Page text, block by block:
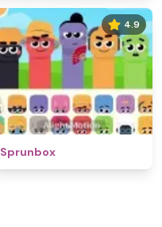
4.9
Sprunbox